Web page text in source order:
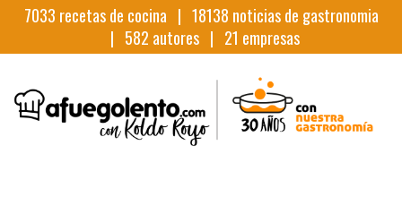
7033 recetas de cocina | 18138 noticias de gastronomia
| 582 autores | 21 empresas